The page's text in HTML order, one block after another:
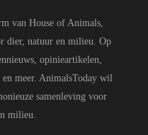
van House of Animals,
dier, natuur en milieu. Op
opinieartikelen,
meer. AnimalsToday wil
samenleving voor
milieu.